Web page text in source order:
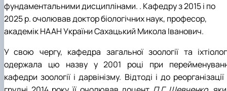
фундаментальними дисциплінами. . Кафедру з 2015 і по
2025 р. очолював доктор біологічних наук, професор,
академік НААН України Сахацький Микола Іванович.
У свою чергу, кафедра загальної зоології та
одержала цю назву у 2001 році при
кафедри зоології і дарвінізму. Відтоді і до реорганізації